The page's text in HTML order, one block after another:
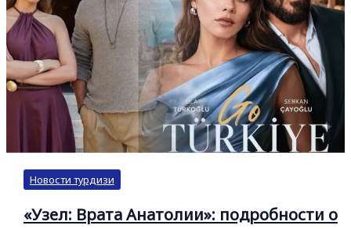
Новости турдизи
«Узел: Врата Анатолии»: подробности о